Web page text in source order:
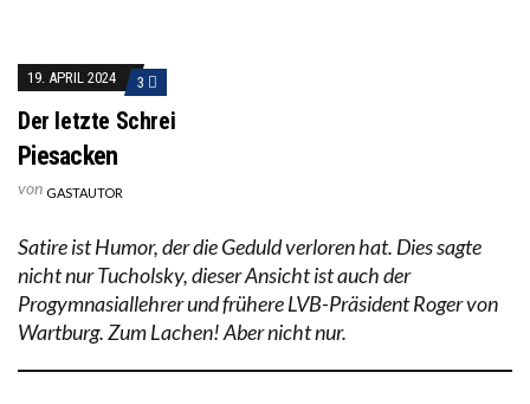
19. APRIL 2024 3
Der letzte Schrei
Piesacken
von GASTAUTOR
Satire ist Humor, der die Geduld verloren hat. Dies sagte
nicht nur Tucholsky, dieser Ansicht ist auch der
Progymnasiallehrer und frühere LVB-Präsident Roger von
Wartburg. Zum Lachen! Aber nicht nur.